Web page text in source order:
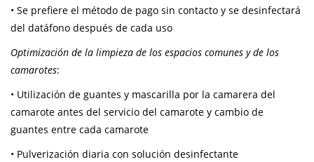
• Se prefiere el método de pago sin contacto y se desinfectará
del datáfono después de cada uso
Optimización de la limpieza de los espacios comunes y de los
camarotes:
• Utilización de guantes y mascarilla por la camarera del
camarote antes del servicio del camarote y cambio de
guantes entre cada camarote
• Pulverización diaria con solución desinfectante